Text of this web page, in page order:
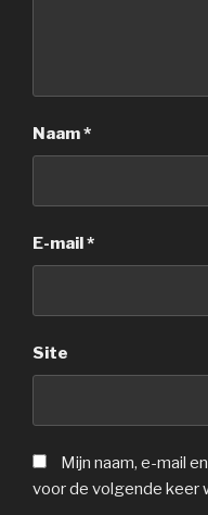
Naam*
E-mail *
Site
Mijn naam, e-mail
voor de volgende keer